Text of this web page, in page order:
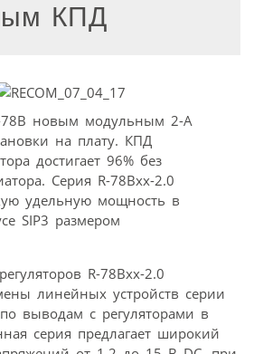
КПД
78B новым модульным 2-А
на плату. КПД
достигает 96% без
Серия R-78Bxx-2.0
удельную мощность в
SIP3 размером
R-78Bxx-2.0
линейных устройств серии
выводам с регуляторами в
серия предлагает широкий